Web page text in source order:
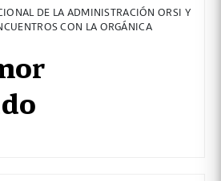
DE LA ADMINISTRACIÓN ORSI Y
CON LA ORGÁNICA